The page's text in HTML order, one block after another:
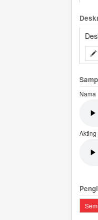
Nama
Akting